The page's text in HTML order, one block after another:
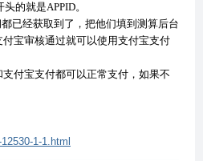
的就是APPID。
已经获取到了，把他们填到测算后台
宝审核通过就可以使用支付宝支付
付宝支付都可以正常支付，如果不
1-1.html